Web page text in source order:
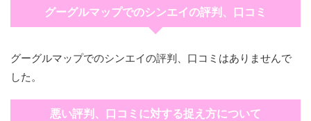
グーグルマップでのシンエイの評判、口コミ
グーグルマップでのシンエイの評判、口コミはありませんで
した。
悪い評判、口コミに対する捉え方について